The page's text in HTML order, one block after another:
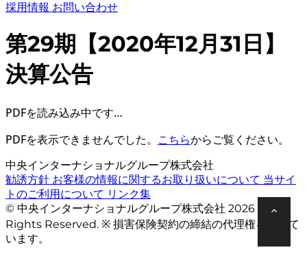
採用情報 お問い合わせ
第29期【2020年12月31日】
決算公告
PDFを読み込み中です…
PDFを表示できませんでした。 こちらからご覧ください。
中央インターナショナルグループ株式会社
勧誘方針 お客様の情報に関するお取り扱いについて 当サイ
トのご利用について リンク集
© 中央インターナショナルグループ株式会社 2026 All
Rights Reserved. ※ 損害保険契約の締結の代理権を有して
います。